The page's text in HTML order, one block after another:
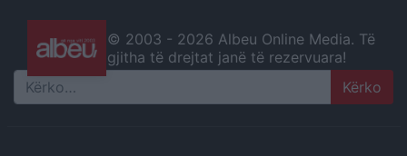
© 2003 - 2026 Albeu Online Media. Të
gjitha të drejtat janë të rezervuara!
Search